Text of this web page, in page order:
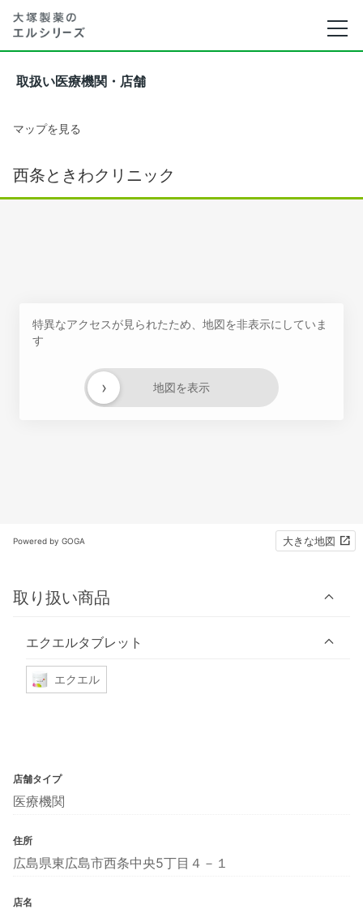
取扱い医療機関・店舗
マップを見る
西条ときわクリニック
特異なアクセスが見られたため、地図を非表示にしていま
す
地図を表示
›
Powered by GOGA 大きな地図
取り扱い商品
エクエルタブレット
エクエル
店舗タイプ
医療機関
住所
広島県東広島市西条中央5丁目４－１
店名